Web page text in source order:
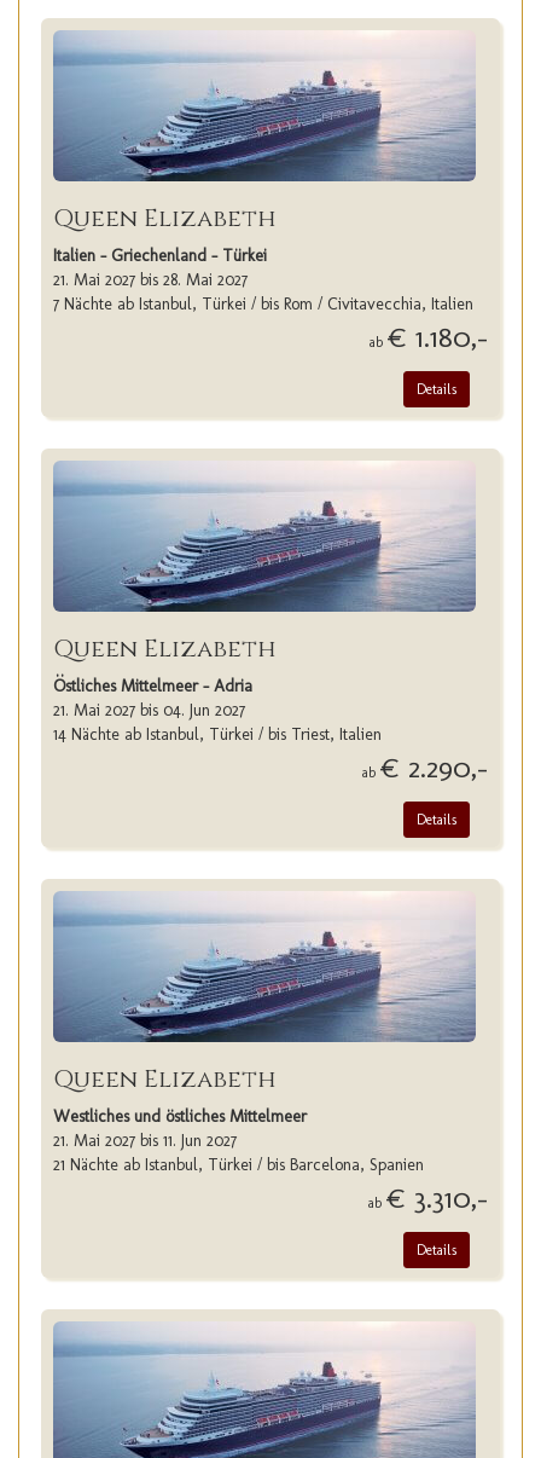
Queen Elizabeth
Italien - Griechenland - Türkei
21. Mai 2027 bis 28. Mai 2027
7 Nächte ab Istanbul, Türkei / bis Rom / Civitavecchia, Italien
ab € 1.180,-
Details
Queen Elizabeth
Östliches Mittelmeer - Adria
21. Mai 2027 bis 04. Jun 2027
14 Nächte ab Istanbul, Türkei / bis Triest, Italien
ab € 2.290,-
Details
Queen Elizabeth
Westliches und östliches Mittelmeer
21. Mai 2027 bis 11. Jun 2027
21 Nächte ab Istanbul, Türkei / bis Barcelona, Spanien
ab € 3.310,-
Details